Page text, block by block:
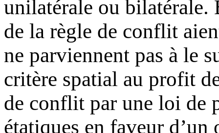
unilatérale ou bilatérale.
de la règle de conflit
ne parviennent pas à le
critère spatial au profit
de conflit par une loi de
étatiques en faveur